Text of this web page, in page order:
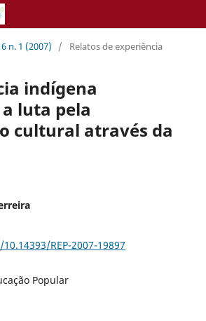
n. 1 (2007) / Relatos de experiência
indígena
luta pela
cultural através da
REP-2007-19897
Popular